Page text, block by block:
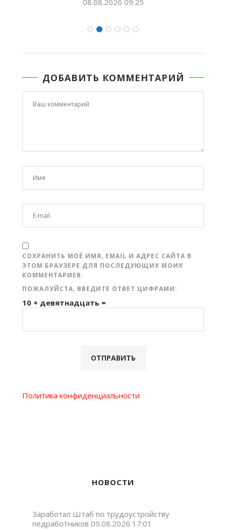
ДОБАВИТЬ КОММЕНТАРИЙ
СОХРАНИТЬ МОЁ ИМЯ, EMAIL И АДРЕС САЙТА В
ЭТОМ БРАУЗЕРЕ ДЛЯ ПОСЛЕДУЮЩИХ МОИХ
КОММЕНТАРИЕВ.
ПОЖАЛУЙСТА, ВВЕДИТЕ ОТВЕТ ЦИФРАМИ:
10 + девятнадцать =
Политика конфиденциальности
НОВОСТИ
Заработал Штаб по трудоустройству
педработников 09.08.2026 17:01